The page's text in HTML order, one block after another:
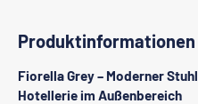
Produktinformationen
Fiorella Grey – Moderner
Hotellerie im Außenbereich